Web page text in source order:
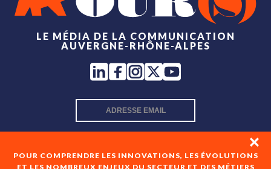
POUR COMPRENDRE LES INNOVATIONS, LES ÉVOLUTIONS
ET LES NOMBREUX ENJEUX DU SECTEUR ET DES MÉTIERS
LE MÉDIA DE LA COMMUNICATION
AUVERGNE-RHÔNE-ALPES